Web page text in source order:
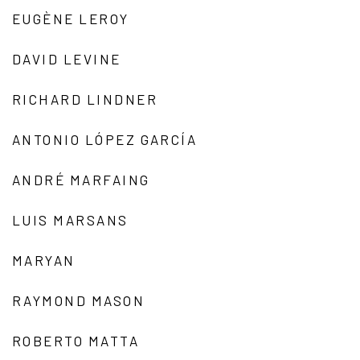
EUGÈNE LEROY
DAVID LEVINE
RICHARD LINDNER
ANTONIO LÓPEZ GARCÍA
ANDRÉ MARFAING
LUIS MARSANS
MARYAN
RAYMOND MASON
ROBERTO MATTA